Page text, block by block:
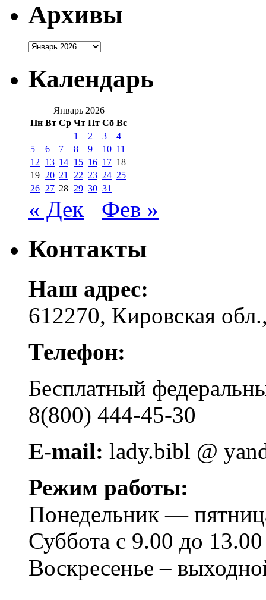
Архивы
Архивы
Календарь
Январь 2026
Пн Вт Ср Чт Пт Сб Вс
1
2 3
4
5
6 7 8 9 10 11
12
13 14 15 16 17 18
19 20 21 22 23 24 25
26 27 28 29 30 31
« Дек Фев »
Контакты
Наш адрес:
612270, Кировская
Телефон:
Бесплатный
8(800) 444-45-30
E-mail: lady.bibl @
Режим работы:
Понедельник —
Суббота с 9.00 до 13.00
Воскресенье –